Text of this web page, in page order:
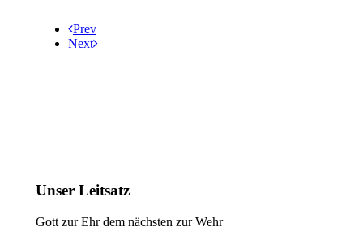
Prev
Next
Unser Leitsatz
Gott zur Ehr dem nächsten zur Wehr